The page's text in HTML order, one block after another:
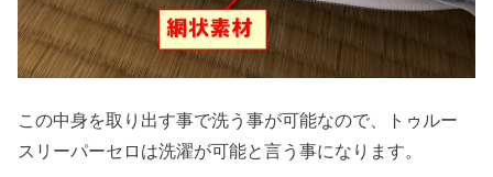
この中身を取り出す事で洗う事が可能なので、トゥルー
スリーパーセロは洗濯が可能と言う事になります。